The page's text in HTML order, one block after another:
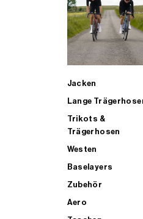
Jacken
Lange
Trikots &
Trägerhosen
Westen
Baselayers
Zubehör
Aero
ALLE